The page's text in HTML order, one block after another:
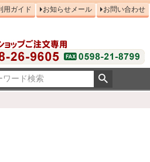
用ガイド お知らせメール お問い合わせ